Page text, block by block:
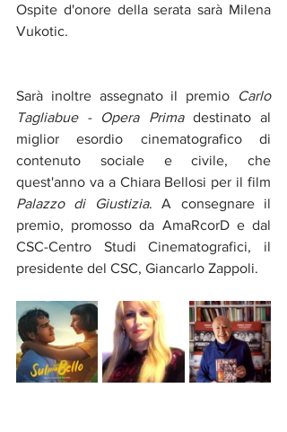
Ospite d'onore della serata sarà Milena
Vukotic.
Sarà inoltre assegnato il premio
Carlo
Tagliabue - Opera Prima destinato al
miglior esordio cinematografico di
contenuto sociale e civile, che
Palazzo di Giustizia. A consegnare il
premio, promosso da AmaRcorD e dal
CSC-Centro Studi Cinematografici, il
presidente del CSC, Giancarlo Zappoli.